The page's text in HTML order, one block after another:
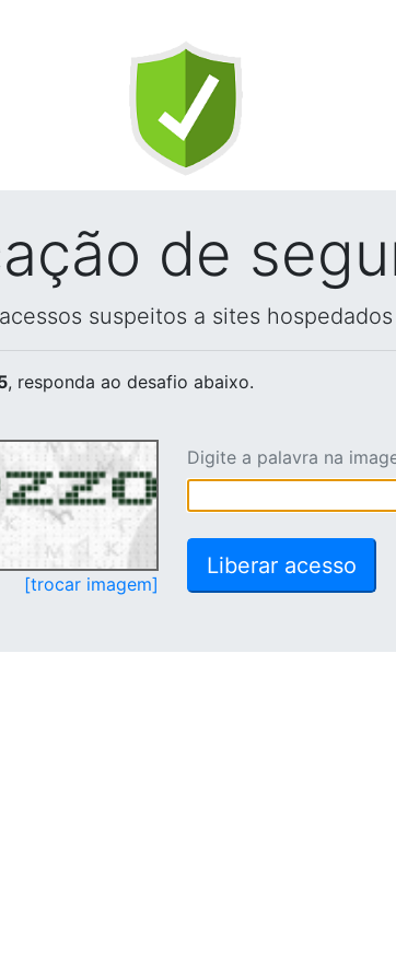
de
suspeitos a sites
, responda ao desafio abaixo.
[trocar imagem]
Digite a palavra na